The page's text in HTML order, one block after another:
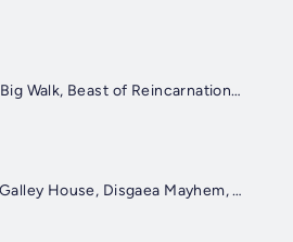
Vértice #530: Big Walk, Beast of Reincarnation, compra da EA, demissão na Double Fine e mais!
Vértice #529: Galley House, Disgaea Mayhem, Xbox OG no PC, Pokémon vs. Patentes